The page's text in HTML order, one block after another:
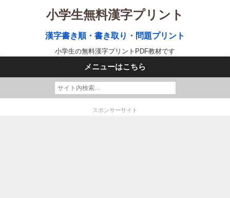
小学生無料漢字プリント
漢字書き順・書き取り・問題プリント
小学生の無料漢字プリントPDF教材です
メニューはこちら
スポンサーサイト